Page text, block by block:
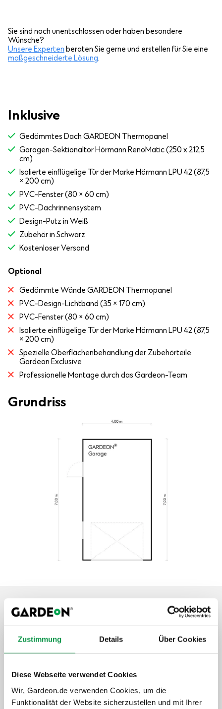
Zustimmung Details Über Cookies
Diese Webseite verwendet Cookies
Wir, Gardeon.de verwenden Cookies, um die
Funktionalität der Website sicherzustellen und mit Ihrer
Sie sind noch unentschlossen oder haben besondere
Wünsche?
Unsere Experten beraten Sie gerne und erstellen für Sie eine
maßgeschneiderte Lösung.
Inklusive
Gedämmtes Dach GARDEON Thermopanel
Garagen-Sektionaltor Hörmann RenoMatic (250 x 212,5
cm)
Isolierte einflügelige Tür der Marke Hörmann LPU 42 (87,5
× 200 cm)
PVC-Fenster (80 × 60 cm)
PVC-Dachrinnensystem
Design-Putz in Weiß
Zubehör in Schwarz
Kostenloser Versand
Optional
Gedämmte Wände GARDEON Thermopanel
PVC-Design-Lichtband (35 × 170 cm)
PVC-Fenster (80 × 60 cm)
Isolierte einflügelige Tür der Marke Hörmann LPU 42 (87,5
× 200 cm)
Spezielle Oberflächenbehandlung der Zubehörteile
Gardeon Exclusive
Professionelle Montage durch das Gardeon-Team
Grundriss
Aufwertung und Extras
Garantieverlängerung auf 20 Jahre
Langfristiger Schutz der Investition